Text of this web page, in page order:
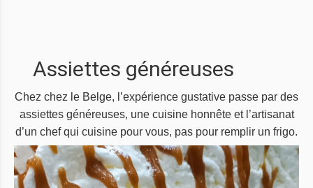
Assiettes généreuses
Chez chez le Belge, l’expérience gustative passe par des
assiettes généreuses, une cuisine honnête et l’artisanat
d’un chef qui cuisine pour vous, pas pour remplir un frigo.